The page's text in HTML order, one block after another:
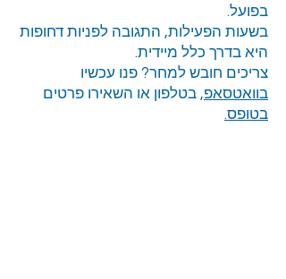
בפועל.
בשעות הפעילות, התגובה לפניות דחופות
היא בדרך כלל מיידית.
צריכים חובש למחר? פנו עכשיו
בוואטסאפ, בטלפון או השאירו פרטים
בטופס.